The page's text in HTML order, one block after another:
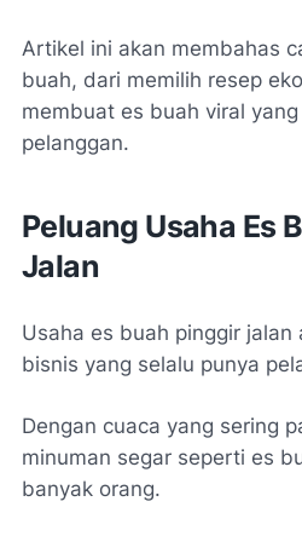
Artikel ini akan membahas
buah, dari memilih resep
membuat es buah viral
pelanggan.
Peluang Usaha Es
Jalan
Usaha es buah pinggir jalan
bisnis yang selalu punya
Dengan cuaca yang sering
minuman segar seperti es
banyak orang.